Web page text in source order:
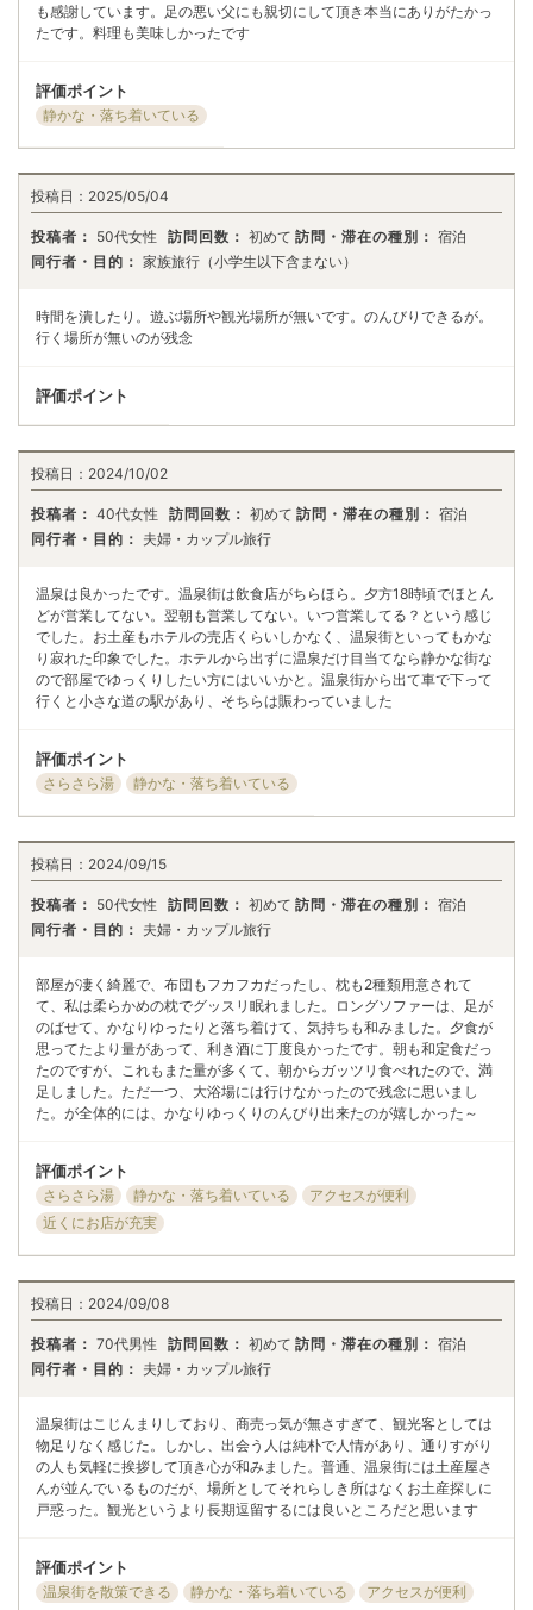
も感謝しています。足の悪い父にも親切にして頂き本当にありがたかっ
たです。料理も美味しかったです
評価ポイント
静かな・落ち着いている
投稿日： 2025/05/04
投稿者： 50代女性 訪問回数： 初めて 訪問・滞在の種別： 宿泊
同行者・目的： 家族旅行（小学生以下含まない）
時間を潰したり。遊ぶ場所や観光場所が無いです。のんびりできるが。
行く場所が無いのが残念
評価ポイント
投稿日： 2024/10/02
投稿者： 40代女性 訪問回数： 初めて 訪問・滞在の種別： 宿泊
同行者・目的： 夫婦・カップル旅行
温泉は良かったです。温泉街は飲食店がちらほら。夕方18時頃でほとん
どが営業してない。翌朝も営業してない。いつ営業してる？という感じ
でした。お土産もホテルの売店くらいしかなく、温泉街といってもかな
り寂れた印象でした。ホテルから出ずに温泉だけ目当てなら静かな街な
ので部屋でゆっくりしたい方にはいいかと。温泉街から出て車で下って
行くと小さな道の駅があり、そちらは賑わっていました
評価ポイント
さらさら湯 静かな・落ち着いている
投稿日： 2024/09/15
投稿者： 50代女性 訪問回数： 初めて 訪問・滞在の種別： 宿泊
同行者・目的： 夫婦・カップル旅行
部屋が凄く綺麗で、布団もフカフカだったし、枕も2種類用意されて
て、私は柔らかめの枕でグッスリ眠れました。ロングソファーは、足が
のばせて、かなりゆったりと落ち着けて、気持ちも和みました。夕食が
思ってたより量があって、利き酒に丁度良かったです。朝も和定食だっ
たのですが、これもまた量が多くて、朝からガッツリ食べれたので、満
足しました。ただ一つ、大浴場には行けなかったので残念に思いまし
た。が全体的には、かなりゆっくりのんびり出来たのが嬉しかった～
評価ポイント
さらさら湯 静かな・落ち着いている
アクセスが便利
近くにお店が充実
投稿日： 2024/09/08
投稿者： 70代男性 訪問回数： 初めて 訪問・滞在の種別： 宿泊
同行者・目的： 夫婦・カップル旅行
温泉街はこじんまりしており、商売っ気が無さすぎて、観光客としては
物足りなく感じた。しかし、出会う人は純朴で人情があり、通りすがり
の人も気軽に挨拶して頂き心が和みました。普通、温泉街には土産屋さ
んが並んでいるものだが、場所としてそれらしき所はなくお土産探しに
戸惑った。観光というより長期逗留するには良いところだと思います
評価ポイント
温泉街を散策できる 静かな・落ち着いている アクセスが便利